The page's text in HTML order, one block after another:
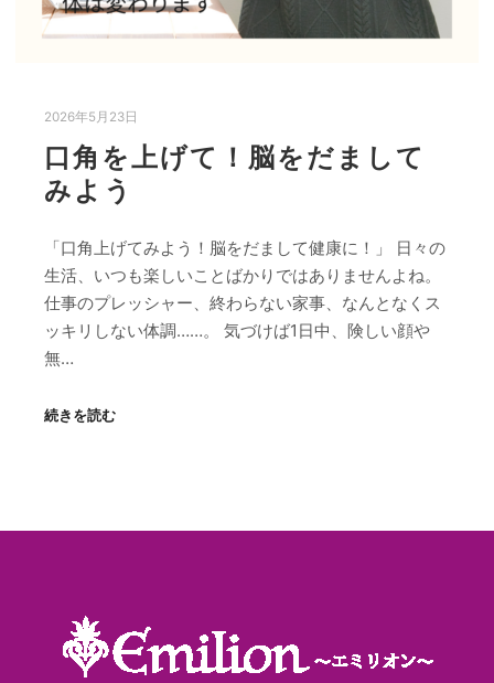
2026年5月23日
口角を上げて！脳をだまして
みよう
「口角上げてみよう！脳をだまして健康に！」 日々の
生活、いつも楽しいことばかりではありませんよね。
仕事のプレッシャー、終わらない家事、なんとなくス
ッキリしない体調……。 気づけば1日中、険しい顔や
無…
続きを読む